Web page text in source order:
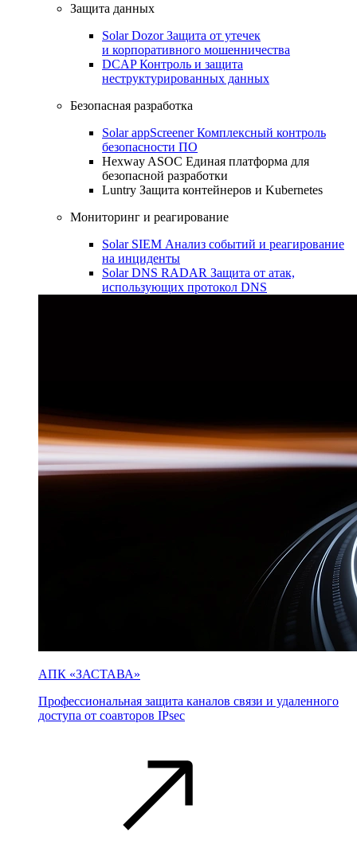
Защита данных
Solar DozorЗащита от утечек
и корпоративного мошенничества
DCAPКонтроль и защита
неструктурированных данных
Безопасная разработка
Solar appScreenerКомплексный контроль
безопасности ПО
Hexway ASOC Единая платформа для
безопасной разработки
Luntry Защита контейнеров и Kubernetes
Мониторинг и реагирование
Solar SIEM Анализ событий и реагирование
на инциденты
Solar DNS RADAR Защита от атак,
использующих протокол DNS
АПК «ЗАСТАВА»
Профессиональная защита каналов связи и удаленного
доступа от соавторов IPsec